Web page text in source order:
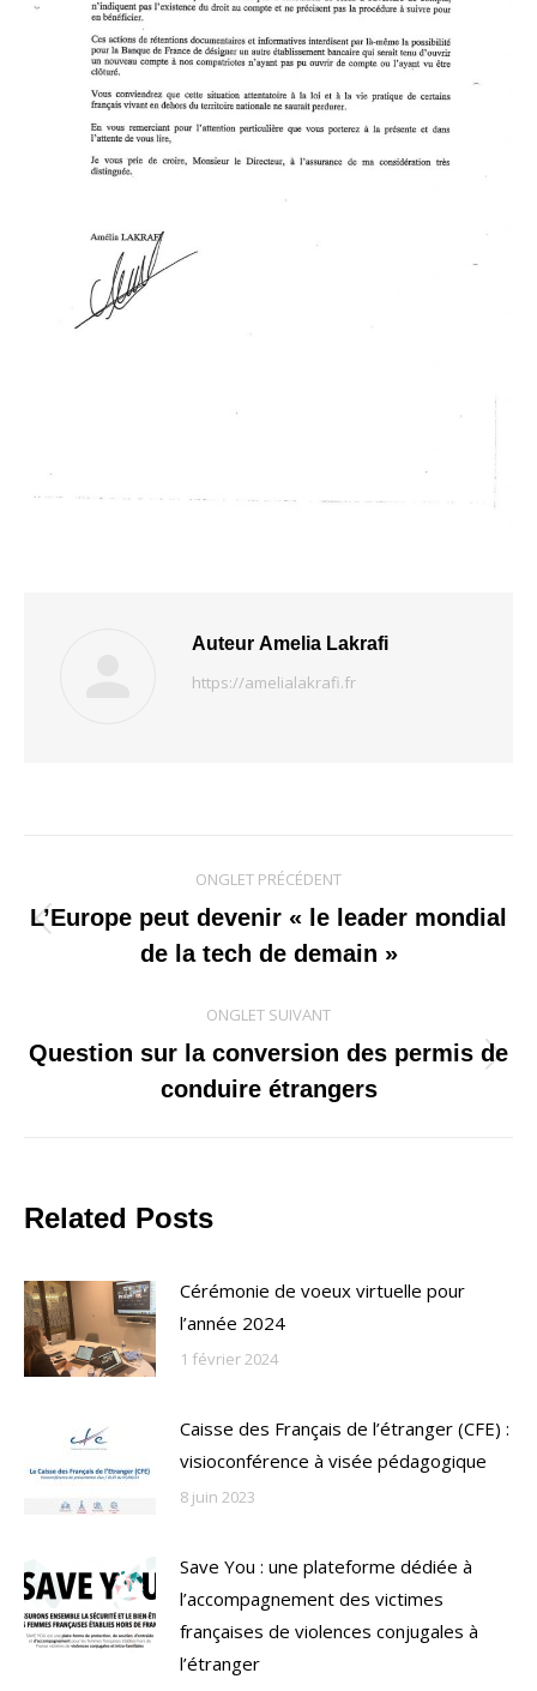
Auteur Amelia Lakrafi
https://amelialakrafi.fr
de
commentaire
ONGLET PRÉCÉDENT
Onglet
précédent
L’Europe peut devenir « le leader mondial
de la tech de demain »
ONGLET SUIVANT
Onglet
suivant
Question sur la conversion des permis de
conduire étrangers
Related Posts
Cérémonie de voeux virtuelle pour
l’année 2024
1 février 2024
Caisse des Français de l’étranger (CFE) :
visioconférence à visée pédagogique
8 juin 2023
Save You : une plateforme dédiée à
l’accompagnement des victimes
françaises de violences conjugales à
l’étranger